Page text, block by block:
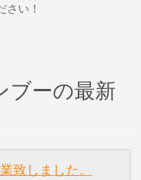
い！
ブーの最新
致しました。